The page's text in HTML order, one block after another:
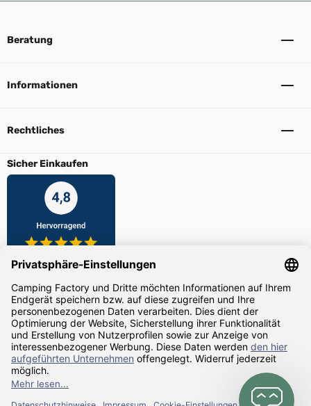
Beratung
Informationen
Rechtliches
Sicher Einkaufen
Zahlarten